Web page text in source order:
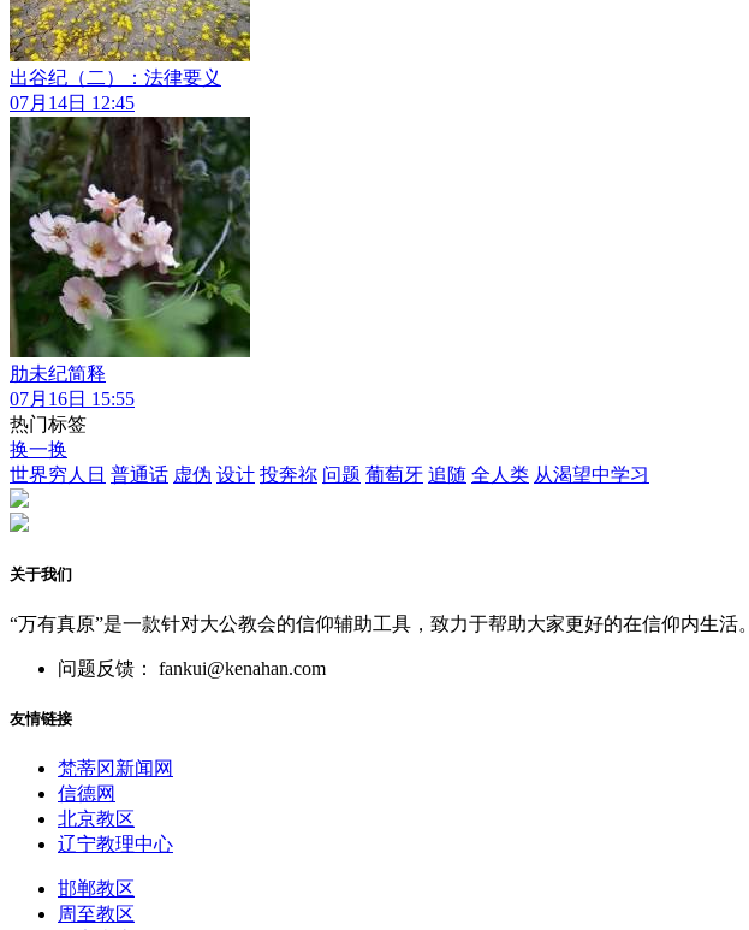
出谷纪（二）：法律要义
07月14日 12:45
肋未纪简释
07月16日 15:55
热门标签
换一换
世界穷人日 普通话 虚伪 设计 投奔祢 问题 葡萄牙 追随 全人类 从渴望中学习
关于我们
“万有真原”是一款针对大公教会的信仰辅助工具，致力于帮助大家更好的在信仰内生活。
问题反馈： fankui@kenahan.com
友情链接
梵蒂冈新闻网
信德网
北京教区
辽宁教理中心
邯郸教区
周至教区